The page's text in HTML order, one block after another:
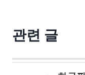
관련 글